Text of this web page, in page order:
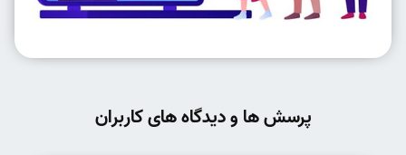
پرسش ها و دیدگاه های کاربران